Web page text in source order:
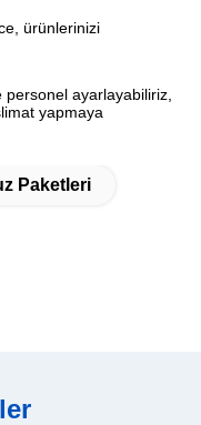
ürünlerinizi
ayarlayabiliriz,
yapmaya
Paketleri